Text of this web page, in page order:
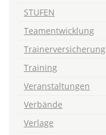
STUFEN
Teamentwicklung
Trainerversicherung
Training
Veranstaltungen
Verbände
Verlage